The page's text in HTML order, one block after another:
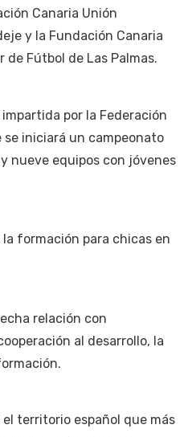
Canaria Unión
y la Fundación Canaria
Fútbol de Las Palmas.
por la Federación
iniciará un campeonato
nueve equipos con jóvenes
formación para chicas en
relación con
al desarrollo, la
territorio español que más